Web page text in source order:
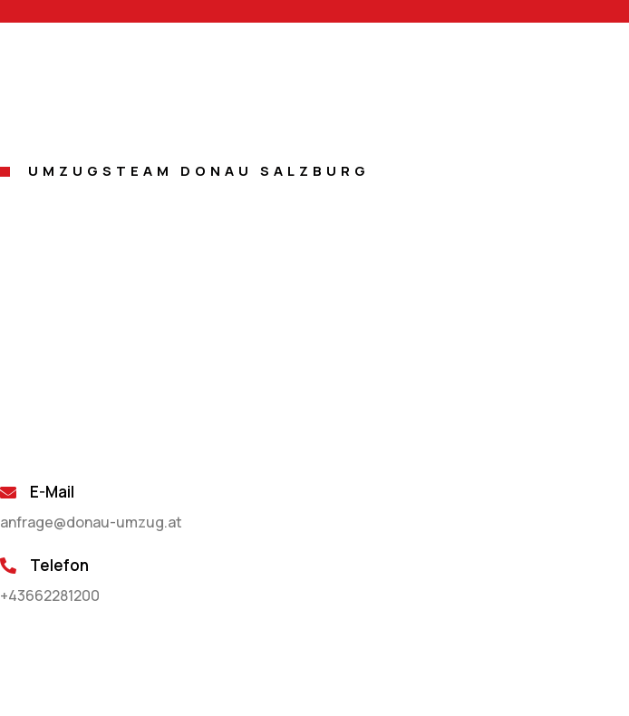
UMZUGSTEAM DONAU SALZBURG
E-Mail
anfrage@donau-umzug.at
Telefon
+43662281200